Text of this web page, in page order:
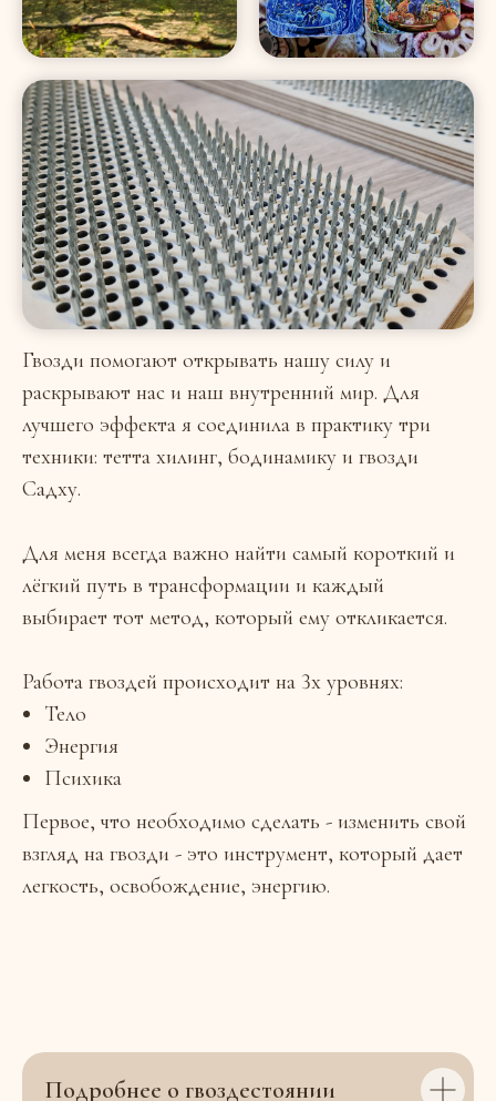
Гвозди помогают открывать нашу силу и
раскрывают нас и наш внутренний мир. Для
лучшего эффекта я соединила в практику три
техники: тетта хилинг, бодинамику и гвозди
Садху.
Для меня всегда важно найти самый короткий и
лёгкий путь в трансформации и каждый
выбирает тот метод, который ему откликается.
Работа гвоздей происходит на 3х уровнях:
Тело
Энергия
Психика
Первое, что необходимо сделать - изменить свой
взгляд на гвозди - это инструмент, который дает
легкость, освобождение, энергию.
Подробнее о гвоздестоянии